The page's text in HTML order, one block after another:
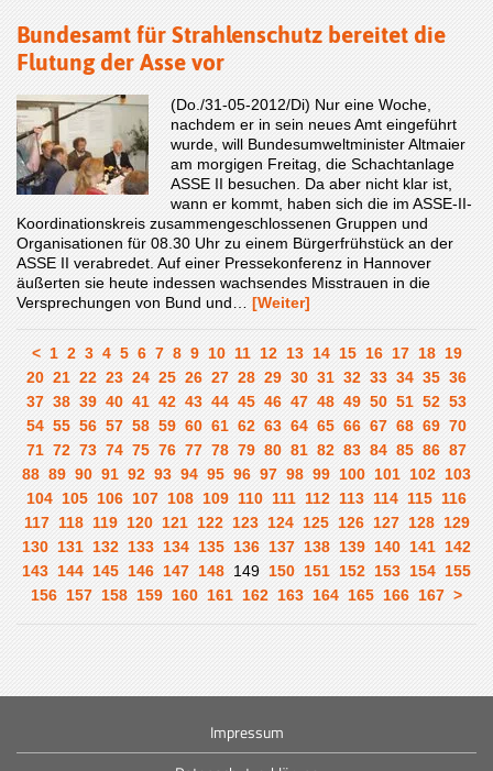
Bundesamt für Strahlenschutz bereitet die
Flutung der Asse vor
(Do./31-05-2012/Di) Nur eine Woche,
nachdem er in sein neues Amt eingeführt
wurde, will Bundesumweltminister Altmaier
am morgigen Freitag, die Schachtanlage
ASSE II besuchen. Da aber nicht klar ist,
wann er kommt, haben sich die im ASSE-II-
Koordinationskreis zusammengeschlossenen Gruppen und
Organisationen für 08.30 Uhr zu einem Bürgerfrühstück an der
ASSE II verabredet. Auf einer Pressekonferenz in Hannover
äußerten sie heute indessen wachsendes Misstrauen in die
Versprechungen von Bund und… [Weiter]
< 1 2 3 4 5 6 7 8 9 10 11 12 13 14 15 16 17 18 19
20 21 22 23 24 25 26 27 28 29 30 31 32 33 34 35 36
37 38 39 40 41 42 43 44 45 46 47 48 49 50 51 52 53
54 55 56 57 58 59 60 61 62 63 64 65 66 67 68 69 70
71 72 73 74 75 76 77 78 79 80 81 82 83 84 85 86 87
88 89 90 91 92 93 94 95 96 97 98 99 100 101 102 103
104 105 106 107 108 109 110 111 112 113 114 115 116
117 118 119 120 121 122 123 124 125 126 127 128 129
130 131 132 133 134 135 136 137 138 139 140 141 142
143 144 145 146 147 148 149 150 151 152 153 154 155
156 157 158 159 160 161 162 163 164 165 166 167 >
Impressum